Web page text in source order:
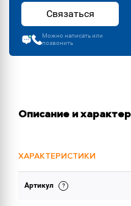
Связаться
Можно написать или
позвонить
Описание и
ХАРАКТЕРИСТИКИ
ИНСТРУКЦИИ И
Артикул